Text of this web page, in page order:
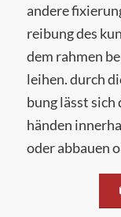
ande­re
rei­bung des
dem rah­men
lei­hen. durch
bung lässt sich
hän­den
oder abbau­en